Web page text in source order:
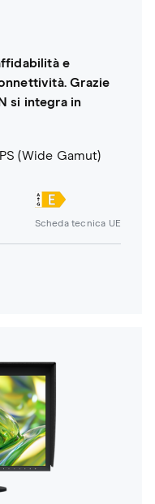
e
Grazie
si integra in
IPS (Wide Gamut)
Scheda tecnica UE